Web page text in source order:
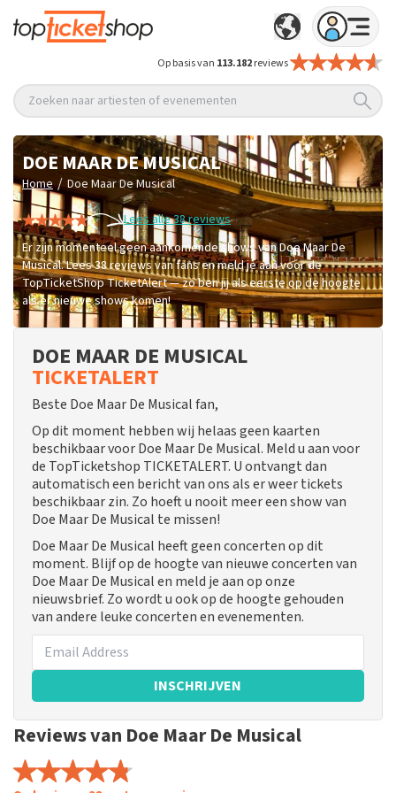
Op basis van 113.182reviews
Zoeken naar artiesten of evenementen
DOE MAAR DE MUSICAL
Home / Doe Maar De Musical
Lees alle 38 reviews
Er zijn momenteel geen aankomende shows van Doe Maar De
Musical. Lees 38 reviews van fans en meld je aan voor de
TopTicketShop TicketAlert — zo ben jij als eerste op de hoogte
als er nieuwe shows komen!
DOE MAAR DE MUSICAL
TICKETALERT
Beste Doe Maar De Musical fan,
Op dit moment hebben wij helaas geen kaarten
beschikbaar voor Doe Maar De Musical. Meld u aan voor
de TopTicketshop TICKETALERT. U ontvangt dan
automatisch een bericht van ons als er weer tickets
beschikbaar zin. Zo hoeft u nooit meer een show van
Doe Maar De Musical te missen!
Doe Maar De Musical heeft geen concerten op dit
moment. Blijf op de hoogte van nieuwe concerten van
Doe Maar De Musical en meld je aan op onze
nieuwsbrief. Zo wordt u ook op de hoogte gehouden
van andere leuke concerten en evenementen.
INSCHRIJVEN
Reviews van Doe Maar De Musical